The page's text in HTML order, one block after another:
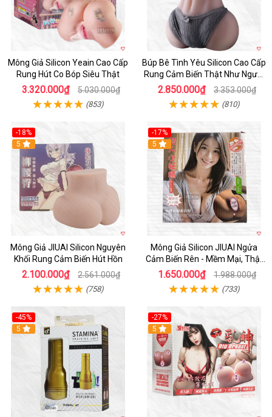
Mông Giả Silicon Yeain Cao Cấp
Rung Hút Co Bóp Siêu Thật
3.320.000₫ 5.030.000₫
(853)
Búp Bê Tình Yêu Silicon Cao Cấp
Rung Cảm Biến Thật Như Người
Mua
2.850.000₫ 3.353.000₫
(810)
-18%
5
Mông Giả JIUAI Silicon Nguyên
Khối Rung Cảm Biến Hút Hồn
2.100.000₫ 2.561.000₫
(758)
-17%
Hot
5
Mông Giả Silicon JIUAI Ngửa
Cảm Biến Rên - Mềm Mại, Thật
Như Thật
1.650.000₫ 1.988.000₫
(733)
-45%
Hot
5
-27%
5